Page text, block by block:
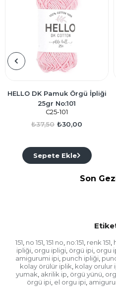
HELLO DK Pamuk Örgü İpliği
25gr No:101
C25-101
₺30,00
₺37,50
Sepete Ekle
Son
151, no 151, 151 no, no:151, renk 151,
ipliği, orgu ipligi, örgü ipi, orgu
amigurumi ipi, punch ipliği,
kolay örülür iplik, kolay orulur
yumak, akrilik ip, örgü yünü,
örgü ipi, el orgu ipi,